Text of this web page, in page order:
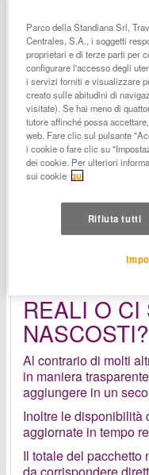
base di
Il pacchetto include
e 1 notte in
selezionati hotel 3 o
L’offerta parte da
Mirabilandia
giorni consecutivi!
La disponibilità della
variare in base al
utilizzando il motore
contatta il nostro
REALI O CI
NASCOSTI?
Al contrario di molti
in maniera
aggiungere in un
Inoltre le disponibilità
aggiornate in tempo
Il totale del pacchetto
Parco della Standiana Srl,
Centrales, S.A., i soggetti
proprietari e di terze parti per
configurare l'accesso degli
i servizi forniti e visualizzare
creato sulle abitudini di
visitate). Se hai meno di
tutore affinché possa
web. Fare clic sul pulsante
i cookie o fare clic su
dei cookie. Per ulteriori
sui cookie qui
Rifiuta tutti